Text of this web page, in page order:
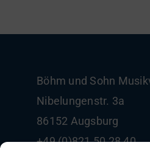
Böhm und Sohn
Nibelungenstr. 3a
86152 Augsburg
+49 (0)821 50 28 40